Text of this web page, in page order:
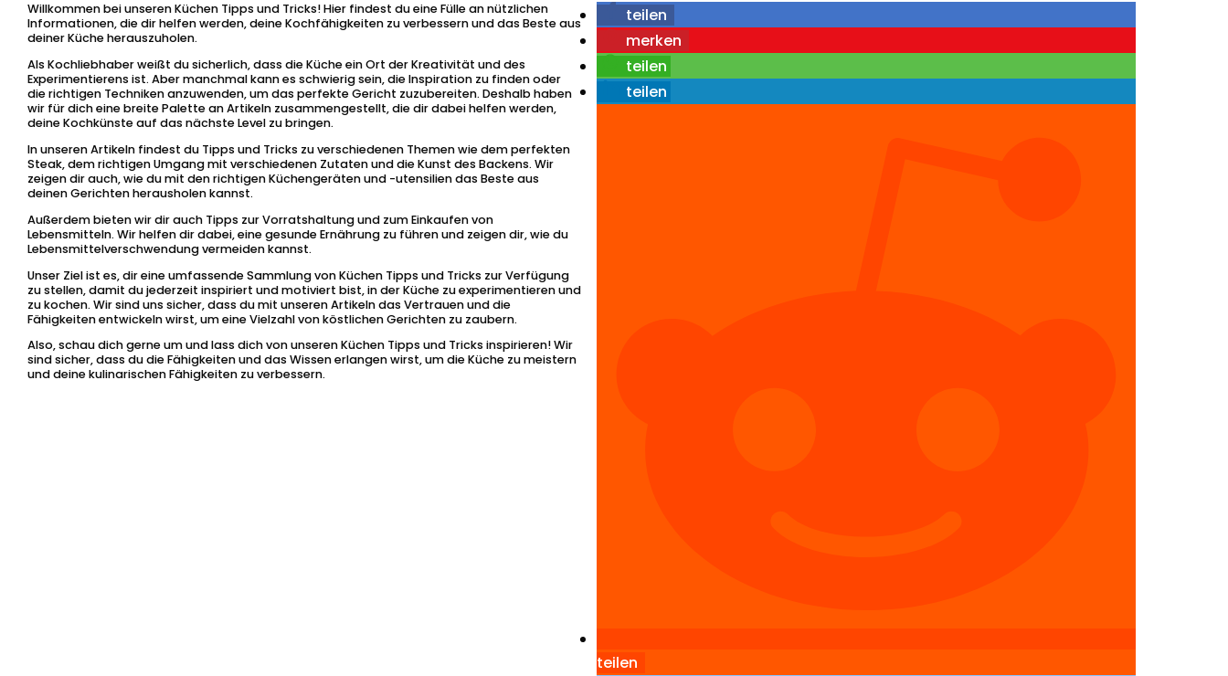
Willkommen bei unseren Küchen Tipps und Tricks! Hier findest du eine Fülle an nützlichen
Informationen, die dir helfen werden, deine Kochfähigkeiten zu verbessern und das Beste aus
deiner Küche herauszuholen.
Als Kochliebhaber weißt du sicherlich, dass die Küche ein Ort der Kreativität und des
Experimentierens ist. Aber manchmal kann es schwierig sein, die Inspiration zu finden oder
die richtigen Techniken anzuwenden, um das perfekte Gericht zuzubereiten. Deshalb haben
wir für dich eine breite Palette an Artikeln zusammengestellt, die dir dabei helfen werden,
deine Kochkünste auf das nächste Level zu bringen.
In unseren Artikeln findest du Tipps und Tricks zu verschiedenen Themen wie dem perfekten
Steak, dem richtigen Umgang mit verschiedenen Zutaten und die Kunst des Backens. Wir
zeigen dir auch, wie du mit den richtigen Küchengeräten und -utensilien das Beste aus
deinen Gerichten herausholen kannst.
Außerdem bieten wir dir auch Tipps zur Vorratshaltung und zum Einkaufen von
Lebensmitteln. Wir helfen dir dabei, eine gesunde Ernährung zu führen und zeigen dir, wie du
Lebensmittelverschwendung vermeiden kannst.
Unser Ziel ist es, dir eine umfassende Sammlung von Küchen Tipps und Tricks zur Verfügung
zu stellen, damit du jederzeit inspiriert und motiviert bist, in der Küche zu experimentieren und
zu kochen. Wir sind uns sicher, dass du mit unseren Artikeln das Vertrauen und die
Fähigkeiten entwickeln wirst, um eine Vielzahl von köstlichen Gerichten zu zaubern.
Also, schau dich gerne um und lass dich von unseren Küchen Tipps und Tricks inspirieren! Wir
sind sicher, dass du die Fähigkeiten und das Wissen erlangen wirst, um die Küche zu meistern
und deine kulinarischen Fähigkeiten zu verbessern.
teilen
merken
teilen
teilen
teilen